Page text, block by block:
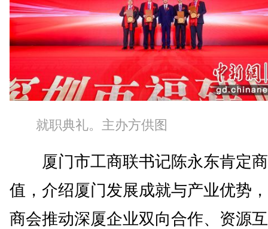
就职典礼。主办方供图
厦门市工商联书记陈永东肯定
值，介绍厦门发展成就与产业优势
商会推动深厦企业双向合作、资源